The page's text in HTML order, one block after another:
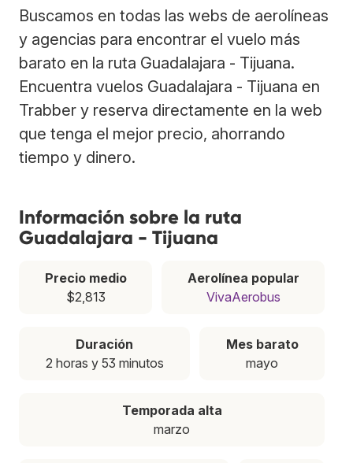
Buscamos en todas las webs de aerolíneas
y agencias para encontrar el vuelo más
barato en la ruta Guadalajara - Tijuana.
Encuentra vuelos Guadalajara - Tijuana en
Trabber y reserva directamente en la web
que tenga el mejor precio, ahorrando
tiempo y dinero.
Información sobre la ruta
Guadalajara - Tijuana
Precio medio
$2,813
Aerolínea popular
VivaAerobus
Duración
2 horas y 53 minutos
Mes barato
mayo
Temporada alta
marzo